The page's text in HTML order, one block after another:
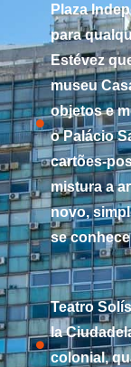
Plaza
para
Estévez
museu
objetos e
o Palácio
cartões-
mistura a
novo,
se
Teatro
la
colonial,